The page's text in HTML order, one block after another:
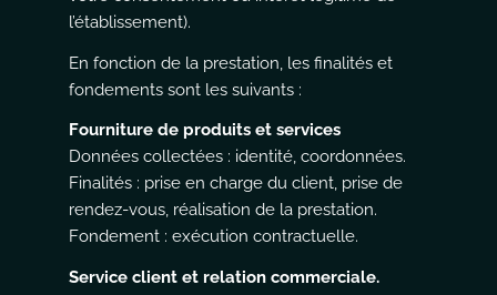
l’établissement).
En fonction de la prestation, les finalités et
fondements sont les suivants :
Fourniture de produits et services
Données collectées : identité, coordonnées.
Finalités : prise en charge du client, prise de
rendez-vous, réalisation de la prestation.
Fondement : exécution contractuelle.
Service client et relation commerciale.